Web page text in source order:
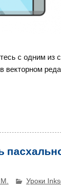
с одним из
векторном
Уроки